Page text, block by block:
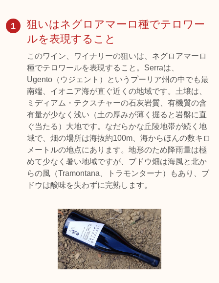
1
狙いはネグロアマーロ種でテロワー
ルを表現すること
このワイン、ワイナリーの狙いは、ネグロアマーロ
種でテロワールを表現すること。Serraは、
Ugento（ウジェント）というプーリア州の中でも最
南端、イオニア海が直ぐ近くの地域です。土壌は、
ミディアム・テクスチャーの石灰岩質、有機質の含
有量が少なく浅い（土の厚みが薄く掘ると岩盤に直
ぐ当たる）大地です。なだらかな丘陵地帯が続く地
域で、畑の場所は海抜約100m、海からほんの数キロ
メートルの地点にあります。地形のため降雨量は極
めて少なく暑い地域ですが、ブドウ畑は海風と北か
らの風（Tramontana、トラモンターナ）もあり、ブ
ドウは酸味を失わずに完熟します。